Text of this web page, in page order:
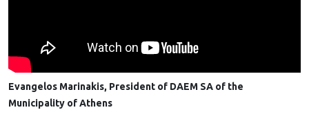
Evangelos Marinakis, President of DAEM SA of the
Municipality of Athens